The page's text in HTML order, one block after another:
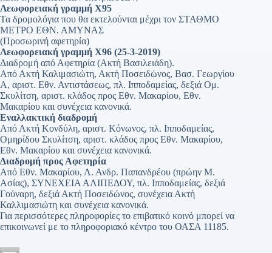
Λεωφορειακή γραμμή Χ95
Τα δρομολόγια που θα εκτελούνται μέχρι τον ΣΤΑΘΜΟ
ΜΕΤΡΟ ΕΘΝ. ΑΜΥΝΑΣ
(Προσωρινή αφετηρία)
Λεωφορειακή γραμμή Χ96 (25-3-2019)
Διαδρομή από Αφετηρία (Ακτή Βασιλειάδη).
Από Ακτή Καλιμασιώτη, Ακτή Ποσειδώνος, Βασ. Γεωργίου
Α, αριστ. Εθν. Αντιστάσεως, πλ. Ιπποδαμείας, δεξιά Ομ.
Σκυλίτση, αριστ. κλάδος προς Εθν. Μακαρίου, Εθν.
Μακαρίου και συνέχεια κανονικά.
Εναλλακτική διαδρομή
Από Ακτή Κονδύλη, αριστ. Κόνωνος, πλ. Ιπποδαμείας,
Ομηρίδου Σκυλίτση, αριστ. κλάδος προς Εθν. Μακαρίου,
Εθν. Μακαρίου και συνέχεια κανονικά.
Διαδρομή προς Αφετηρία
Από Εθν. Μακαρίου, Λ. Ανδρ. Παπανδρέου (πρώην Μ.
Ασίας), ΣΥΝΕΧΕΙΑ ΑΛΙΠΕΔΟΥ, πλ. Ιπποδαμείας, δεξιά
Γούναρη, δεξιά Ακτή Ποσειδώνος, συνέχεια Ακτή
Καλλιμασιώτη και συνέχεια κανονικά.
Για περισσότερες πληροφορίες το επιβατικό κοινό μπορεί να
επικοινωνεί με το πληροφοριακό κέντρο του ΟΑΣΑ 11185.